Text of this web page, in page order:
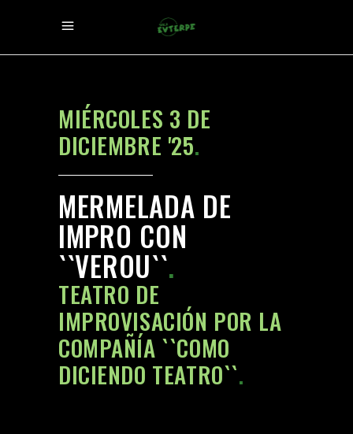
MIÉRCOLES 3 DE
DICIEMBRE '25.
MERMELADA DE
IMPRO CON
``VEROU``.
TEATRO DE
IMPROVISACIÓN POR LA
COMPAÑÍA ``COMO
DICIENDO TEATRO``.